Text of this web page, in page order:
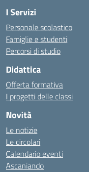
I Servizi
Personale scolastico
Famiglie e studenti
Percorsi di studio
Didattica
Offerta formativa
I progetti delle classi
Novità
Le notizie
Le circolari
Calendario eventi
Ascaniando